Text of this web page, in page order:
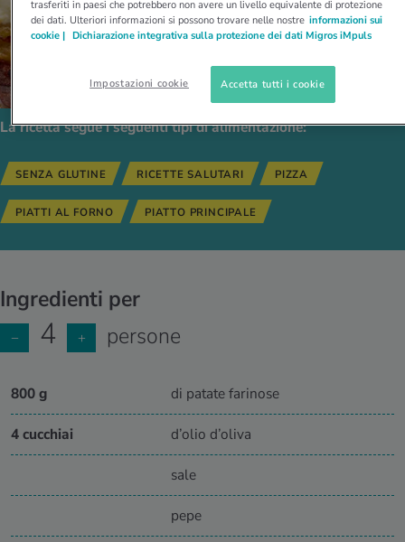
La ricetta segue i seguenti tipi di alimentazione:
SENZA GLUTINE RICETTE SALUTARI PIZZA
PIATTI AL FORNO PIATTO PRINCIPALE
Ingredienti per
− 4 + persone
800 g di patate farinose
4 cucchiai d’olio d’oliva
sale
pepe
trasferiti in paesi che potrebbero non avere un livello equivalente di protezione
dei dati. Ulteriori informazioni si possono trovare nelle nostre informazioni sui
cookie | Dichiarazione integrativa sulla protezione dei dati Migros iMpuls
Impostazioni cookie Accetta tutti i cookie